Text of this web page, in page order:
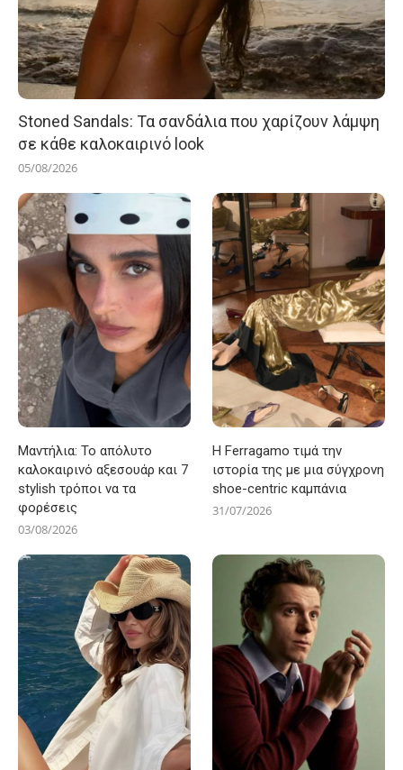
Stoned Sandals: Τα σανδάλια που χαρίζουν λάμψη
σε κάθε καλοκαιρινό look
05/08/2026
Μαντήλια: Το απόλυτο
καλοκαιρινό αξεσουάρ και 7
stylish τρόποι να τα
φορέσεις
03/08/2026
Η Ferragamo τιμά την
ιστορία της με μια σύγχρονη
shoe-centric καμπάνια
31/07/2026